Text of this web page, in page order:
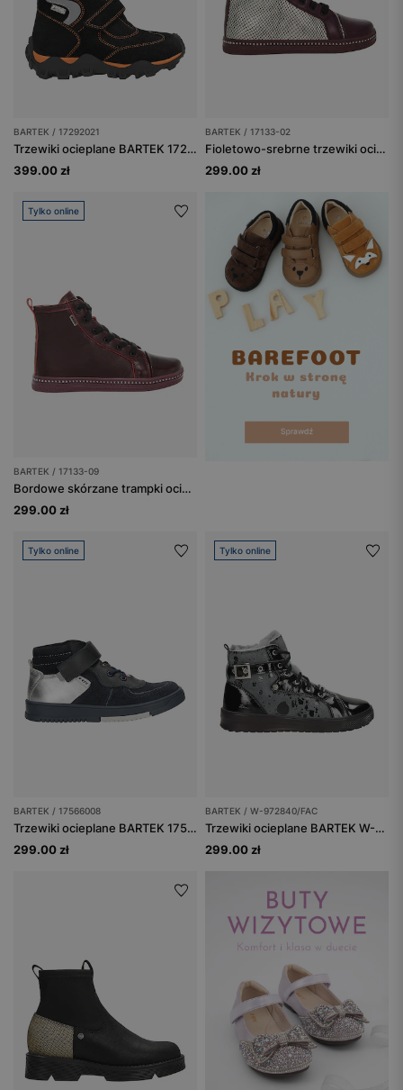
BARTEK / 17292021
Trzewiki ocieplane BARTEK 17292021, czarno-pomarańczowe
399.00 zł
BARTEK / 17133-02
Fioletowo-srebrne trzewiki ocieplane BARTEK typu trampki 17133-02
299.00 zł
Tylko online
BARTEK / 17133-09
Bordowe skórzane trampki ocieplane dla dziewcząt 17133-09
299.00 zł
Tylko online
BARTEK / 17566008
Trzewiki ocieplane BARTEK 17566008, dla dziewcząt, granatowo-srebrny
299.00 zł
Tylko online
BARTEK / W-972840/FAC
Trzewiki ocieplane BARTEK W-972840/FAC, dla dziewcząt, czarno-szary
299.00 zł